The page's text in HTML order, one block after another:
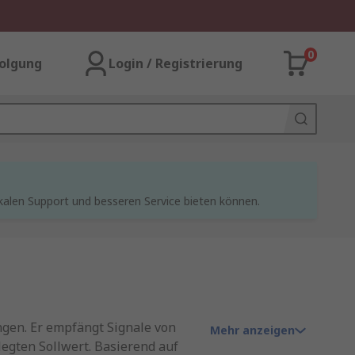
Login / Registrierung
0
Support und besseren Service bieten können.
Er empfängt Signale von
Sollwert. Basierend auf
Mehr anzeigen